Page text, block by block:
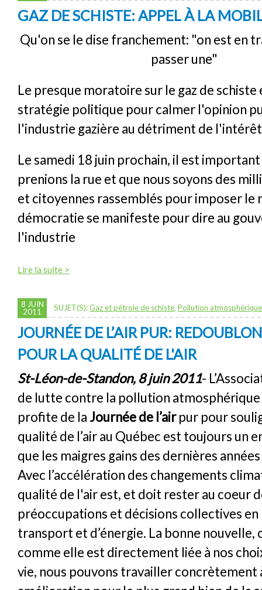
GAZ DE SCHISTE: APPEL À LA
Qu'on se le dise franchement: "on est en
passer une"
Le presque moratoire sur le gaz de schiste
stratégie politique pour calmer l'opinion
l'industrie gazière au détriment de
Le samedi 18 juin prochain, il est
prenions la rue et que nous soyons des
et citoyennes rassemblés pour imposer le
démocratie se manifeste pour dire au
l'industrie
Lire la suite >
8 JUIN
2011
SUJET(S):Gaz et pétrole de schiste, Pollution atmosphérique
JOURNÉE DE L’AIR PUR:
POUR LA QUALITÉ DE L'AIR
St-Léon-de-Standon, 8 juin 2011-
de lutte contre la pollution atmosphérique
profite de la Journée de l’airpur pour
qualité de l’air au Québec est toujours un
que les maigres gains des dernières
Avec l’accélération des changements
qualité de l'air est, et doit rester au coeur
préoccupations et décisions collectives
transport et d’énergie. La bonne nouvelle,
comme elle est directement liée à nos
vie, nous pouvons travailler concrètement